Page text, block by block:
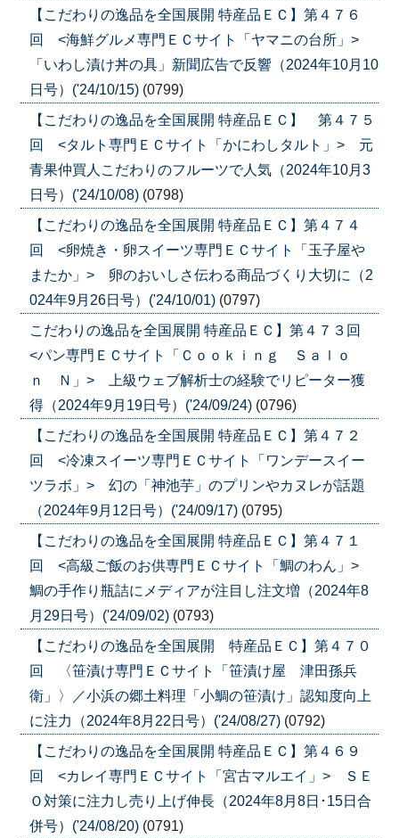
【こだわりの逸品を全国展開 特産品ＥＣ】第４７６
回 <海鮮グルメ専門ＥＣサイト「ヤマニの台所」>
「いわし漬け丼の具」新聞広告で反響（2024年10月10
日号）('24/10/15) (0799)
【こだわりの逸品を全国展開 特産品ＥＣ】 第４７５
回 <タルト専門ＥＣサイト「かにわしタルト」> 元
青果仲買人こだわりのフルーツで人気（2024年10月3
日号）('24/10/08) (0798)
【こだわりの逸品を全国展開 特産品ＥＣ】第４７４
回 <卵焼き・卵スイーツ専門ＥＣサイト「玉子屋や
またか」> 卵のおいしさ伝わる商品づくり大切に（2
024年9月26日号）('24/10/01) (0797)
こだわりの逸品を全国展開 特産品ＥＣ】第４７３回
<パン専門ＥＣサイト「Ｃｏｏｋｉｎｇ Ｓａｌｏ
ｎ Ｎ」> 上級ウェブ解析士の経験でリピーター獲
得（2024年9月19日号）('24/09/24) (0796)
【こだわりの逸品を全国展開 特産品ＥＣ】第４７２
回 <冷凍スイーツ専門ＥＣサイト「ワンデースイー
ツラボ」> 幻の「神池芋」のプリンやカヌレが話題
（2024年9月12日号）('24/09/17) (0795)
【こだわりの逸品を全国展開 特産品ＥＣ】第４７１
回 <高級ご飯のお供専門ＥＣサイト「鯛のわん」>
鯛の手作り瓶詰にメディアが注目し注文増（2024年8
月29日号）('24/09/02) (0793)
【こだわりの逸品を全国展開 特産品ＥＣ】第４７０
回 〈笹漬け専門ＥＣサイト「笹漬け屋 津田孫兵
衛」〉／小浜の郷土料理「小鯛の笹漬け」認知度向上
に注力（2024年8月22日号）('24/08/27) (0792)
【こだわりの逸品を全国展開 特産品ＥＣ】第４６９
回 <カレイ専門ＥＣサイト「宮古マルエイ」> ＳＥ
Ｏ対策に注力し売り上げ伸長（2024年8月8日･15日合
併号）('24/08/20) (0791)